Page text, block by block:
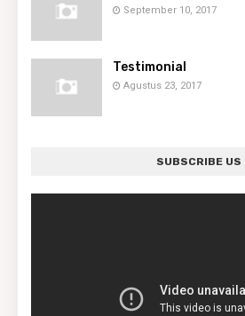
September 10, 2017
Testimonial
Agustus 23, 2017
SUBSCRIBE US